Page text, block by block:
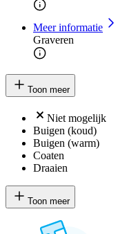
Meer informatie
Graveren
Toon meer
Niet mogelijk
Buigen (koud)
Buigen (warm)
Coaten
Draaien
Toon meer